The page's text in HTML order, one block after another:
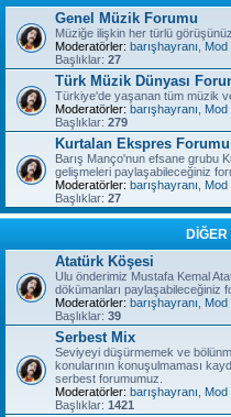
Genel Müzik Forumu
Müziğe ilişkin her türlü
Moderatörler: barışhayranı
Mod
Başlıklar: 27
Türk Müzik Dünyası
Türkiye'de yaşanan tüm müzik
Moderatörler: barışhayranı
Mod
Başlıklar: 279
Kurtalan Ekspres Forumu
Barış Manço'nun efsane grubu
gelişmeleri paylaşabileceğiniz
Moderatörler: barışhayranı
Mod
Başlıklar: 27
Atatürk Köşesi
Ulu önderimiz Mustafa Kemal
dökümanları paylaşabileceğiniz
Moderatörler: barışhayranı
Mod
Başlıklar: 39
Serbest Mix
Seviyeyi düşürmemek ve
konularının konuşulmaması
serbest forumumuz.
Moderatörler: barışhayranı
Mod
Başlıklar: 1421